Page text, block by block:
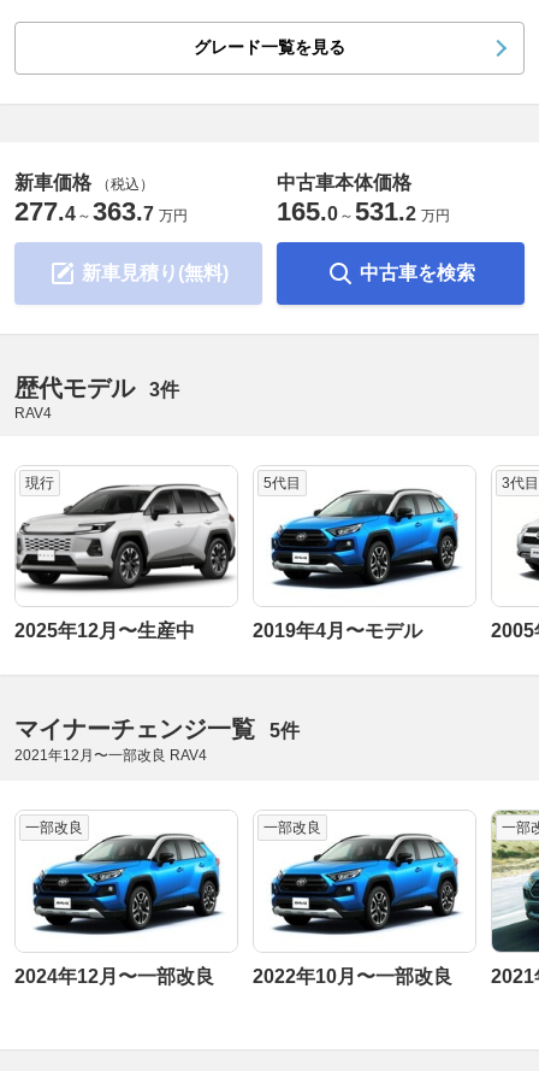
グレード一覧を見る
新車価格 （税込）
277.4 ～ 363.7 万円
新車見積り(無料)
中古車本体価格
165.0 ～ 531.2 万円
中古車を検索
歴代モデル 3件
RAV4
現行
2025年12月〜生産中
5代目
2019年4月〜モデル
3代目
2005
マイナーチェンジ一覧 5件
2021年12月〜一部改良 RAV4
一部改良
2024年12月〜一部改良
一部改良
2022年10月〜一部改良
一部
2021